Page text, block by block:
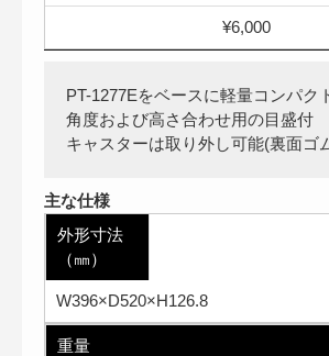
¥6,000
PT-1277Eをベースに軽量コンパク
角度および高さ合わせ用の目盛付
キャスターは取り外し可能(裏面ゴ
主な仕様
外形寸法
（㎜）
W396×D520×H126.8
重量